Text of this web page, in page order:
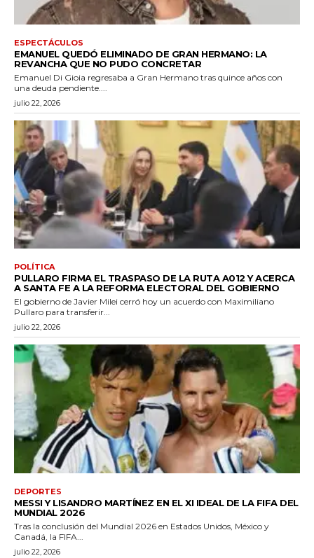
ESPECTÁCULOS
EMANUEL QUEDÓ ELIMINADO DE GRAN HERMANO: LA
REVANCHA QUE NO PUDO CONCRETAR
Emanuel Di Gioia regresaba a Gran Hermano tras quince años con
una deuda pendiente....
julio 22, 2026
POLÍTICA
PULLARO FIRMA EL TRASPASO DE LA RUTA A012 Y ACERCA
A SANTA FE A LA REFORMA ELECTORAL DEL GOBIERNO
El gobierno de Javier Milei cerró hoy un acuerdo con Maximiliano
Pullaro para transferir...
julio 22, 2026
DEPORTES
MESSI Y LISANDRO MARTÍNEZ EN EL XI IDEAL DE LA FIFA DEL
MUNDIAL 2026
Tras la conclusión del Mundial 2026 en Estados Unidos, México y
Canadá, la FIFA...
julio 22, 2026